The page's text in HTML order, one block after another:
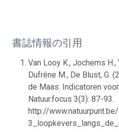
書誌情報の引用
Van Looy K., Jochems H.,
Dufrêne M., De Blust, G.
de Maas: Indicatoren
Natuur.focus 3(3): 87-93.
http://